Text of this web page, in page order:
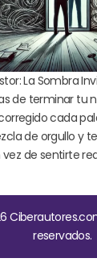
La Sombra
de terminar tu
cada
de orgullo y
de sentirte
reservados.